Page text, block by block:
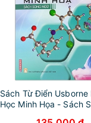
Sách Từ Điển Usborne
Học Minh Họa - Sách